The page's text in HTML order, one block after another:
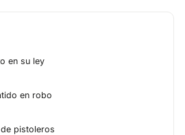
en su ley
en robo
pistoleros